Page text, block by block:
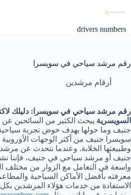
إلى
drivers numbers
رقم مرشد سياحي في سويسرا
أرقام مرشدين
رقم مرشد سياحي في سويسرا: دليلك
السويسرية يبحث الكثير من السائحين
جنيف وما حولها بهدف خوض تجربة سياحية
سويسرا جنيف من أكثر الوجهات الأوروبية
وطبيعتها الخلابة. وعندما نتحدث عن
جنيف أو مرشد سياحي في جنيف، فإننا
واسعة في التعامل مع الزوار من مختلف
معرفته بأفضل الأماكن السياحية
الاستفادة من خدمات هؤلاء المرشدين